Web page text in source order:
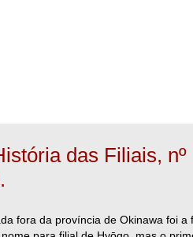
das Filiais,
fora da província de Okinawa foi a